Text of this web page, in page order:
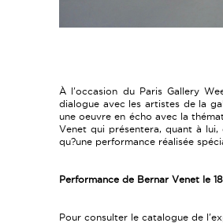
À l'occasion du Paris Gallery
dialogue avec les artistes de la
une oeuvre en écho avec la
Venet qui présentera, quant à lui,
qu?une performance réalisée
Performance de Bernar Venet le
Pour consulter le catalogue de